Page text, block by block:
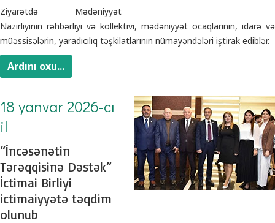
Ziyarətdə Mədəniyyət
Nazirliyinin rəhbərliyi və kollektivi, mədəniyyət ocaqlarının, idarə və
müəssisələrin, yaradıcılıq təşkilatlarının nümayəndələri iştirak ediblər.
Ardını oxu...
18 yanvar 2026-cı
il
“İncəsənətin
Tərəqqisinə Dəstək”
İctimai Birliyi
ictimaiyyətə təqdim
olunub